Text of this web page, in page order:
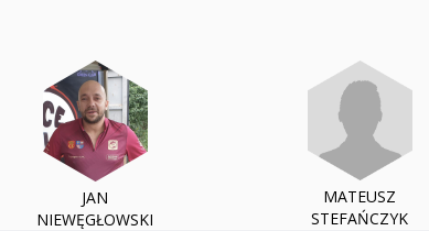
JAN
NIEWĘGŁOWSKI
MATEUSZ
STEFAŃCZYK